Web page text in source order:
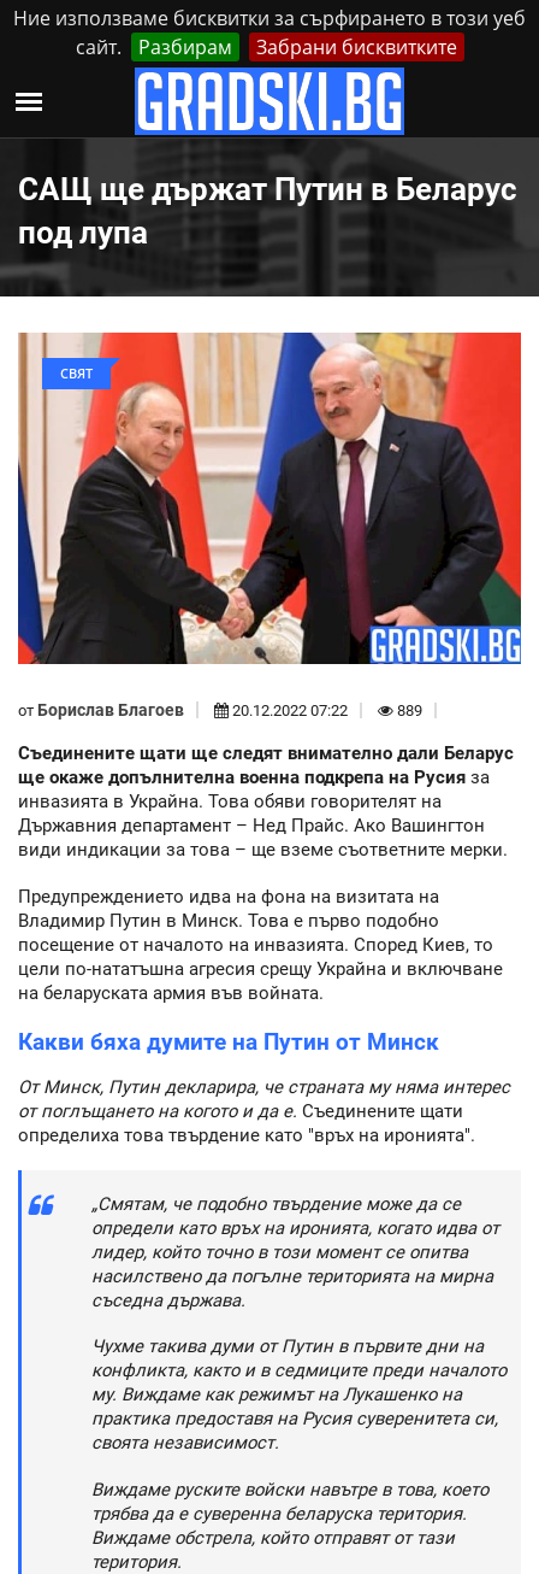
Ние използваме бисквитки за сърфирането в този уеб
сайт.
Разбирам Забрани бисквитките
Неделя, 9 Август, 2026 Реклама Контакти
САЩ ще държат Путин в Беларус
под лупа
СВЯТ
от Борислав Благоев 20.12.2022 07:22 889
Съединените щати ще следят внимателно дали Беларус
ще окаже допълнителна военна подкрепа на Русия за
инвазията в Украйна. Това обяви говорителят на
Държавния департамент – Нед Прайс. Ако Вашингтон
види индикации за това – ще вземе съответните мерки.
Предупреждението идва на фона на визитата на
Владимир Путин в Минск. Това е първо подобно
посещение от началото на инвазията. Според Киев, то
цели по-нататъшна агресия срещу Украйна и включване
на беларуската армия във войната.
Какви бяха думите на Путин от Минск
От Минск, Путин декларира, че страната му няма интерес
от поглъщането на когото и да е. Съединените щати
определиха това твърдение като "връх на иронията".
„Смятам, че подобно твърдение може да се
определи като връх на иронията, когато идва от
лидер, който точно в този момент се опитва
насилствено да погълне територията на мирна
съседна държава.
Чухме такива думи от Путин в първите дни на
конфликта, както и в седмиците преди началото
му. Виждаме как режимът на Лукашенко на
практика предоставя на Русия суверенитета си,
своята независимост.
Виждаме руските войски навътре в това, което
трябва да е суверенна беларуска територия.
Виждаме обстрела, който отправят от тази
територия.